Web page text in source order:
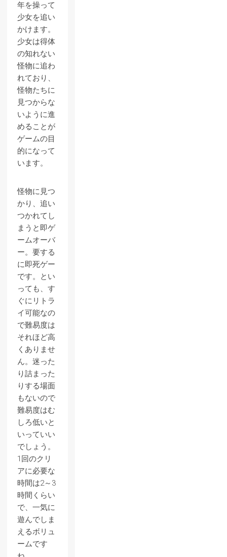
年を操って
少女を追い
かけます。
少女は得体
の知れない
怪物に追わ
れており、
怪物たちに
見つからな
いように進
めることが
ゲームの目
的になって
います。
怪物に見つ
かり、追い
つかれてし
まうと即ゲ
ームオーバ
ー。要する
に即死ゲー
です。とい
っても、す
ぐにリトラ
イ可能なの
で難易度は
それほど高
くありませ
ん。迷った
り詰まった
りする場面
もないので
難易度はむ
しろ低いと
いっていい
でしょう。
1回のクリ
アに必要な
時間は2～3
時間くらい
で、一気に
遊んでしま
えるボリュ
ームです